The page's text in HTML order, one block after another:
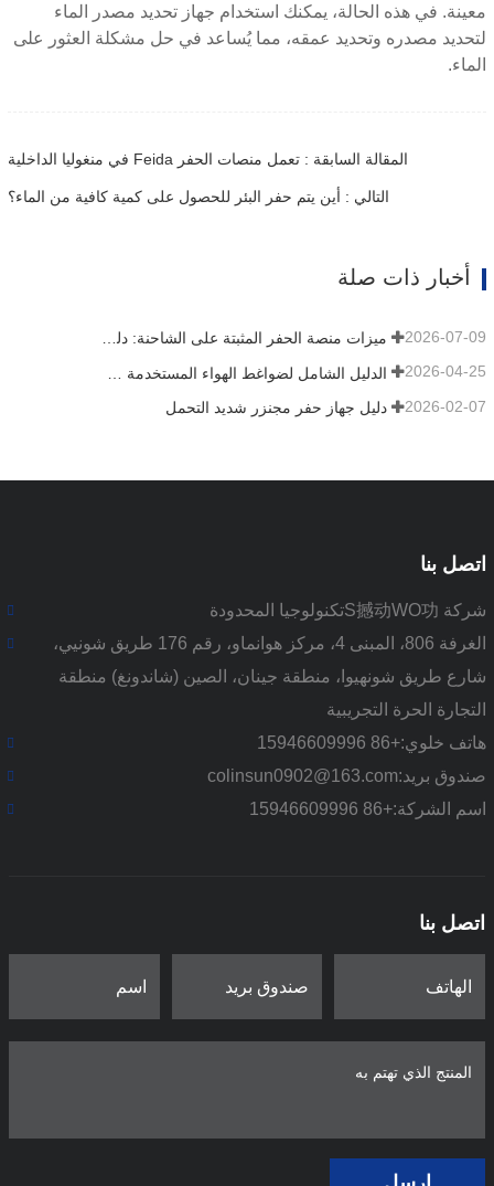
معينة. في هذه الحالة، يمكنك استخدام جهاز تحديد مصدر الماء
لتحديد مصدره وتحديد عمقه، مما يُساعد في حل مشكلة العثور على
الماء.
المقالة السابقة : تعمل منصات الحفر Feida في منغوليا الداخلية
التالي : أين يتم حفر البئر للحصول على كمية كافية من الماء؟
أخبار ذات صلة
ميزات منصة الحفر المثبتة على الشاحنة: دليل شامل لعام 2026 2026-07-09
2026-04-25
دليل جهاز حفر مجنزر شديد التحمل 2026-02-07
اتصل بنا
شركة S撼动WO功تكنولوجيا المحدودة
الغرفة 806، المبنى 4، مركز هوانماو، رقم 176 طريق شونيي،
شارع طريق شونهيوا، منطقة جينان، الصين (شاندونغ) منطقة
التجارة الحرة التجريبية
هاتف خلوي:+86 15946609996
صندوق بريد:colinsun0902@163.com
اسم الشركة:+86 15946609996
اتصل بنا